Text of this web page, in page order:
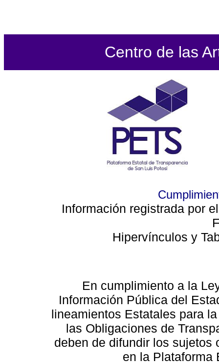
Centro de las
Información registrada por
Hipervínculos y
En cumplimiento a la
Información Pública del
lineamientos Estatales para
las Obligaciones de
deben de difundir los sujetos
en la Plataforma